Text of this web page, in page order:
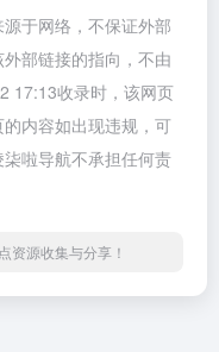
于网络，不保证外部
部链接的指向，不由
17:13收录时，该网页
内容如出现违规，可
啦导航不承担任何责
资源收集与分享！